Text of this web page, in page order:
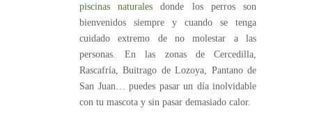
piscinas naturales donde los perros son
bienvenidos siempre y cuando se tenga
cuidado extremo de no molestar a las
personas. En las zonas de Cercedilla,
Rascafría, Buitrago de Lozoya, Pantano de
San Juan… puedes pasar un día inolvidable
con tu mascota y sin pasar demasiado calor.